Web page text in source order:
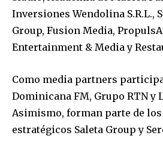
Inversiones Wendolina S.R.L.,
Group, Fusion Media,
Entertainment & Media y
Como media partners
Dominicana FM, Grupo RTN y
Asimismo, forman parte de
estratégicos Saleta Group y